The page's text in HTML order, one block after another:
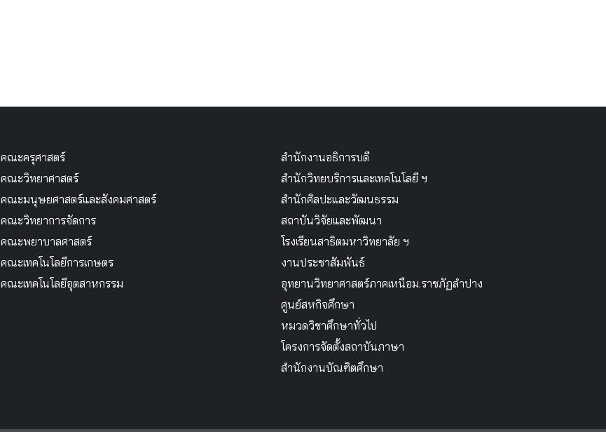
คณะครุศาสตร์
คณะวิทยาศาสตร์
คณะมนุษยศาสตร์และสังคมศาสตร์
คณะวิทยาการจัดการ
คณะพยาบาลศาสตร์
คณะเทคโนโลยีการเกษตร
คณะเทคโนโลยีอุตสาหกรรม
สำนักงานอธิการบดี
สำนักวิทยบริการและเทคโนโลยี ฯ
สำนักศิลปะและวัฒนธรรม
สถาบันวิจัยและพัฒนา
โรงเรียนสาธิตมหาวิทยาลัย ฯ
งานประชาสัมพันธ์
อุทยานวิทยาศาสตร์ภาคเหนือม.ราชภัฏลำปาง
ศูนย์สหกิจศึกษา
หมวดวิชาศึกษาทั่วไป
โครงการจัดตั้งสถาบันภาษา
สำนักงานบัณฑิตศึกษา